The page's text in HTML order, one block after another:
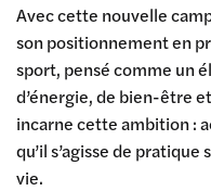
Avec cette nouvelle
son positionnement en
sport, pensé comme un
d’énergie, de bien-être
incarne cette ambition :
qu’il s’agisse de
vie.